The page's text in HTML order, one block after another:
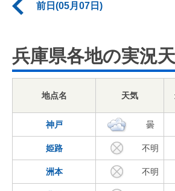
前日(05月07日)
兵庫県各地の実況
地点名 天気
神戸 曇
姫路 不明
洲本 不明